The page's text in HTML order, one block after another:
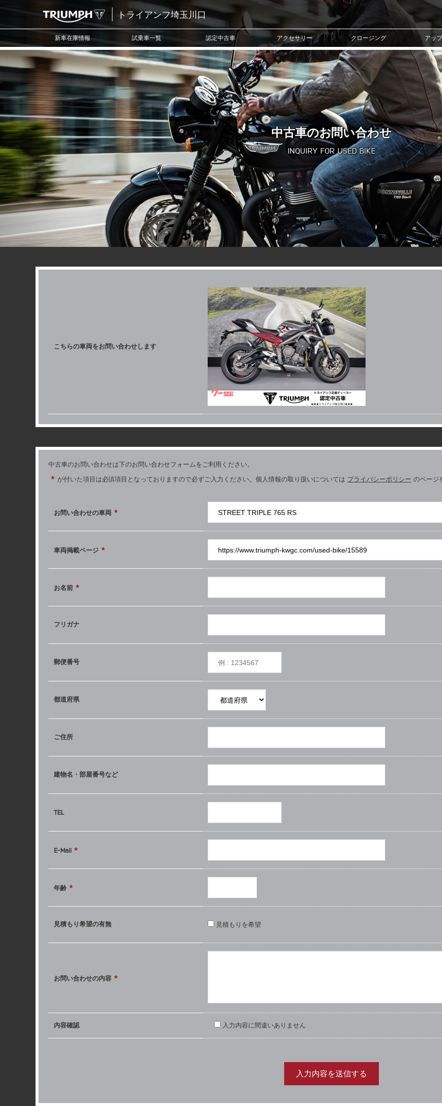
トライアンフ埼玉川口
新車在庫情報 試乗車一覧 認定中古車 アクセサリー クロージング アッ
中古車のお問い合わせ
INQUIRY FOR USED BIKE
こちらの車両をお問い合わせします
中古車のお問い合わせは下のお問い合わせフォームをご利用ください。
* が付いた項目は必須項目となっておりますので必ずご入力ください。個人情報の取り扱いについては プライバシーポリシー のページ
お問い合わせの車両 *
車両掲載ページ *
お名前 *
フリガナ
郵便番号
都道府県
ご住所
建物名・部屋番号など
TEL
E-Mail *
年齢 *
見積もり希望の有無 見積もりを希望
お問い合わせの内容 *
内容確認 入力内容に間違いありません